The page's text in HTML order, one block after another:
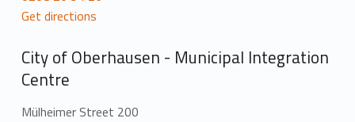
Get directions
City of Oberhausen - Municipal Integration
Centre
Mülheimer Street 200